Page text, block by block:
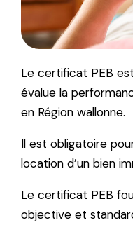
Le certificat PEB
évalue la
en Région wallonne.
Il est obligatoire
location d’un bien
Le certificat PEB
objective et